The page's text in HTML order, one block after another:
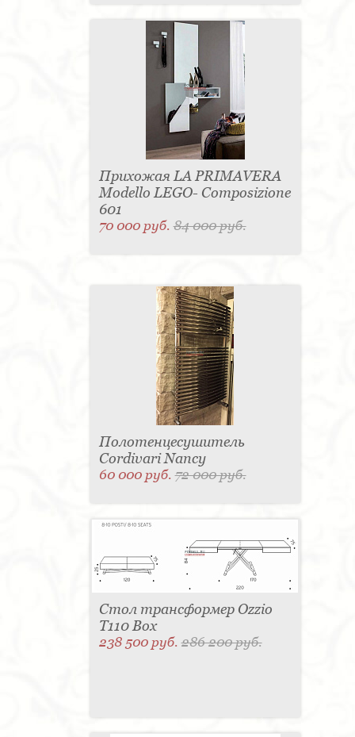
Прихожая LA PRIMAVERA
Modello LEGO- Composizione
601
70 000 руб.84 000 руб.
Полотенцесушитель
Cordivari Nancy
60 000 руб.72 000 руб.
Стол трансформер Ozzio
T110 Box
238 500 руб.286 200 руб.